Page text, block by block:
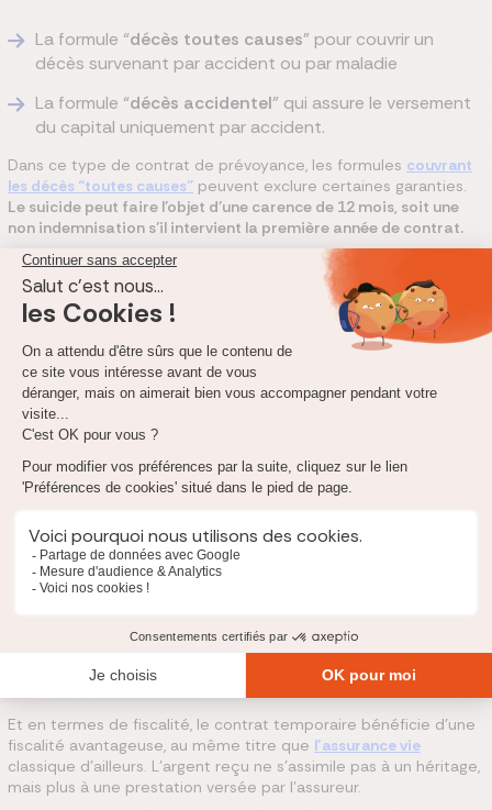
La formule “décès toutes causes” pour couvrir un
décès survenant par accident ou par maladie
La formule “décès accidentel” qui assure le versement
du capital uniquement par accident.
Dans ce type de contrat de prévoyance, les formules couvrant
les décès “toutes causes” peuvent exclure certaines garanties.
Le suicide peut faire l’objet d’une carence de 12 mois, soit une
non indemnisation s’il intervient la première année de contrat.
Des décès suite à la prise de stupéfiants, une maladie non
déclarée, un accident de chasse ou de sport extrême peuvent
être des motifs d’exclusion sur un contrat de base. Tout dépend
C’est le cas aussi pour un attentat ou un accident de guerre,
nécessitant alors de se retourner directement vers l'État.
Assurance décès avec les meilleures garanties
Le bénéficiaire et la fiscalité de l’assurance vie décès
temporaire
temporaire est libre. Il peut s’agir du conjoint, mais aussi de l’un
des enfants ou d’une autre personne tierce, même extérieure à
Et en termes de fiscalité, le contrat temporaire bénéficie d’une
fiscalité avantageuse, au même titre que l’assurance vie
classique d’ailleurs. L’argent reçu ne s’assimile pas à un héritage,
mais plus à une prestation versée par l’assureur.